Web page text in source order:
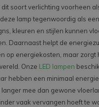
soort verlichting voorheen
lamp tegenwoordig als
kleuren en stijlen kunnen
Daarnaast helpt de
op energiekosten, maar zorgt
Onze LED lampen
hebben een minimaal
mee dan gewone
vaak vervangen hoeft te